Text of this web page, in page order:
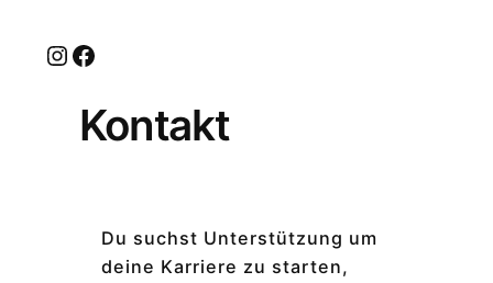
Instagram Facebook
Kontakt
Du suchst Unterstützung um
deine Karriere zu starten,